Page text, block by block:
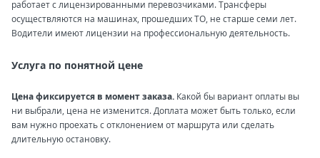
работает с лицензированными перевозчиками. Трансферы
осуществляются на машинах, прошедших ТО, не старше семи лет.
Водители имеют лицензии на профессиональную деятельность.
Услуга по понятной цене
Цена фиксируется в момент заказа. Какой бы вариант оплаты вы
ни выбрали, цена не изменится. Доплата может быть только, если
вам нужно проехать с отклонением от маршрута или сделать
длительную остановку.